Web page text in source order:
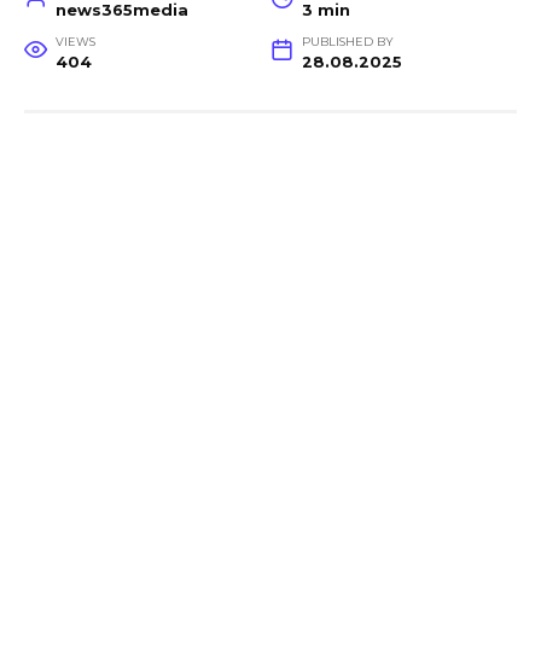
news365media 3 min
VIEWS
404
PUBLISHED BY
28.08.2025